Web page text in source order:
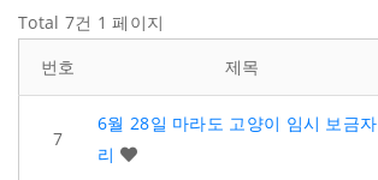
Total 7건 1 페이지
번호
제목
7
6월 28일 마라도 고양이 임시 보금자
리